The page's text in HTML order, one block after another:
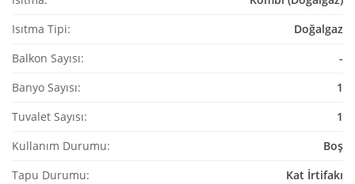
Isıtma Tipi:
Doğalgaz
Balkon Sayısı:
-
Banyo Sayısı:
1
Tuvalet Sayısı:
1
Kullanım Durumu:
Boş
Tapu Durumu:
Kat İrtifakı